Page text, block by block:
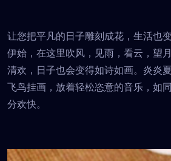
让您把平凡的日子雕刻成花，生活也
伊始，在这里吹风，见雨，看云，望
清欢，日子也会变得如诗如画。炎炎
飞鸟挂画，放着轻松恣意的音乐，如
分欢快。